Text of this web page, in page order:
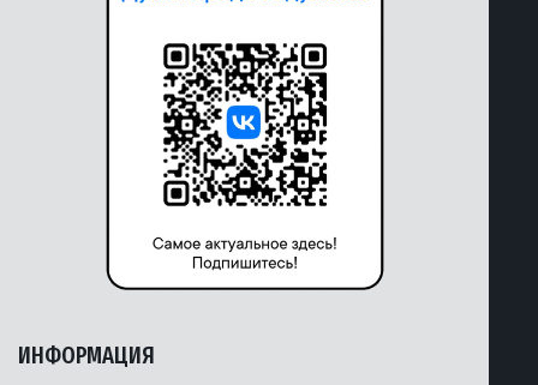
ИНФОРМАЦИЯ